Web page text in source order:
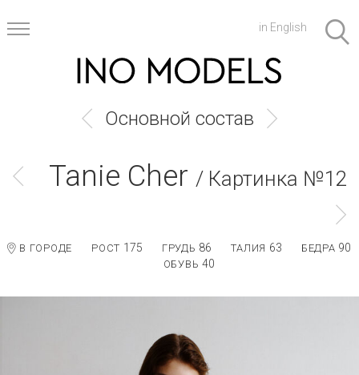
in English
Основной состав
Tanie Cher / Картинка №12
В ГОРОДЕ РОСТ 175 ГРУДЬ 86 ТАЛИЯ 63 БЕДРА 90
ОБУВЬ40